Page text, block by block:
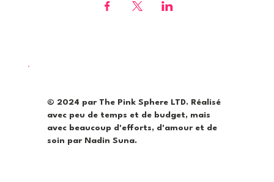
© 2024 par The Pink Sphere LTD. Réalisé
avec peu de temps et de budget, mais
avec beaucoup d'efforts, d'amour et de
soin par Nadin Suna.